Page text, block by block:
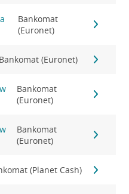
Bankomat
(Euronet)
Bankomat (Euronet)
Bankomat
(Euronet)
Bankomat
(Euronet)
(Planet Cash)